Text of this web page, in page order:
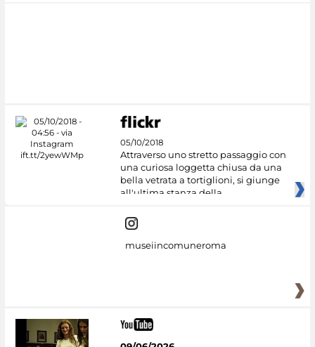
05/10/2018
Attraverso uno stretto passaggio con
una curiosa loggetta chiusa da una
bella vetrata a tortiglioni, si giunge
all'ultima stanza della
museiincomuneroma